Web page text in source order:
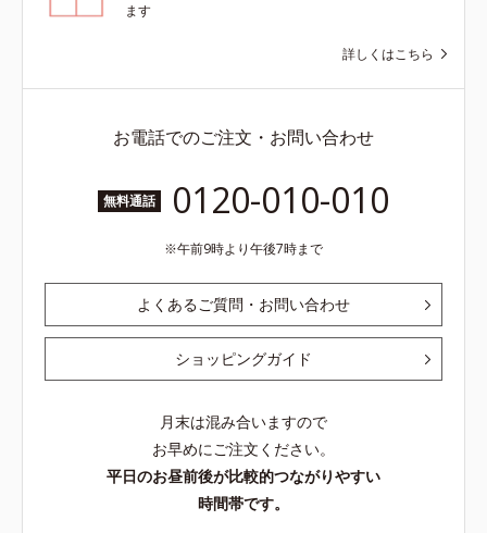
ます
詳しくはこちら
お電話でのご注文・お問い合わせ
無料通話 0120-010-010
午前9時より午後7時まで
よくあるご質問・お問い合わせ
ショッピングガイド
月末は混み合いますので
お早めにご注文ください。
平日のお昼前後が比較的つながりやすい
時間帯です。